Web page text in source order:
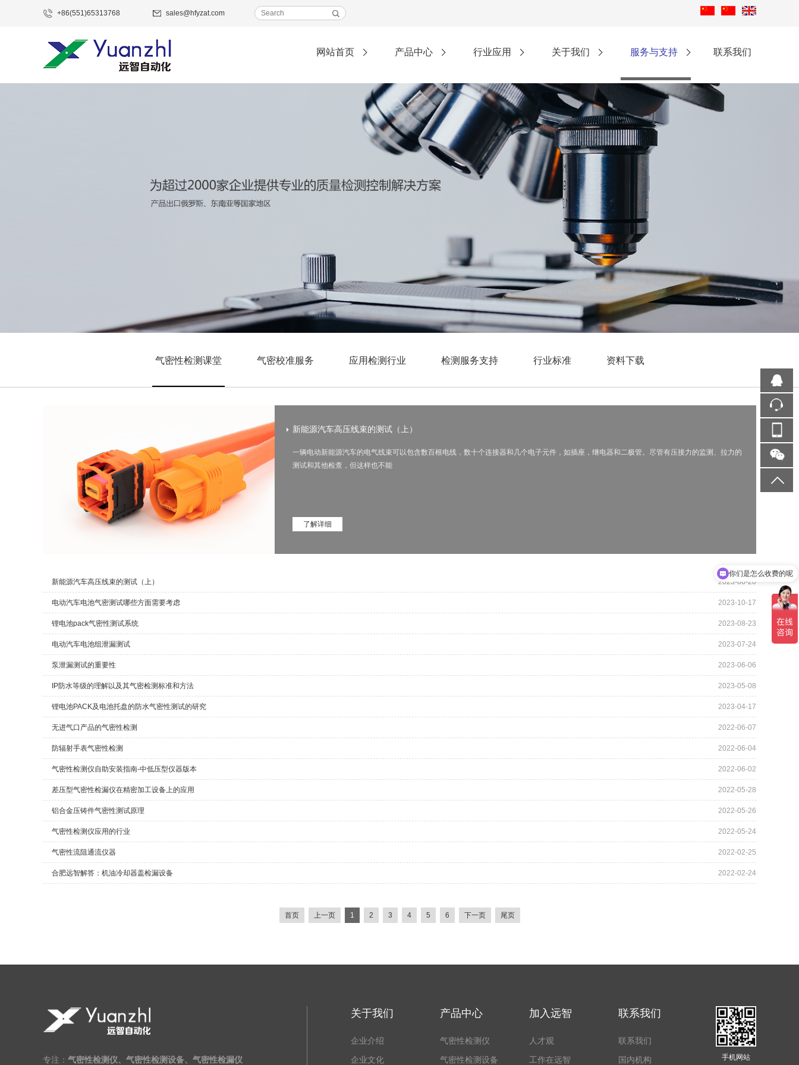
+86(551)65313768 sales@hfyzat.com
网站首页 产品中心 行业应用 关于我们 服务与支持 联系我们
气密性检测课堂 气密校准服务 应用检测行业 检测服务支持 行业标准 资料下载
新能源汽车高压线束的测试（上）
一辆电动新能源汽车的电气线束可以包含数百根电线，数十个连接器和几个电子元件，如插座，继电器和二极管。尽管有压接力的监测、拉力的
测试和其他检查，但这样也不能
了解详细
2023-06-20
新能源汽车高压线束的测试（上）
2023-10-17
​电动汽车电池气密测试哪些方面需要考虑
2023-08-23
锂电池pack气密性测试系统
2023-07-24
电动汽车电池组泄漏测试
2023-06-06
泵泄漏测试的重要性
2023-05-08
IP防水等级的理解以及其气密检测标准和方法
2023-04-17
锂电池PACK及电池托盘的防水气密性测试的研究
2022-06-07
无进气口产品的气密性检测
2022-06-04
防辐射手表气密性检测
2022-06-02
气密性检测仪自助安装指南-中低压型仪器版本
2022-05-28
差压型气密性检漏仪在精密加工设备上的应用
2022-05-26
铝合金压铸件气密性测试原理
2022-05-24
气密性检测仪应用的行业
2022-02-25
气密性流阻通流仪器
2022-02-24
合肥远智解答：机油冷却器盖检漏设备
首页 上一页 1 2 3 4 5 6 下一页 尾页
专注： 气密性检测仪、气密性检测设备、气密性检漏仪
关于我们
企业介绍
企业文化
产品中心
气密性检测仪
气密性检测设备
加入远智
人才观
工作在远智
联系我们
联系我们
国内机构
手机网站
现在有优惠活动吗